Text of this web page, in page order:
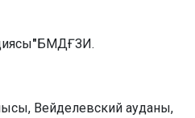
"БМДҒЗИ.
Вейделевский ауданы,